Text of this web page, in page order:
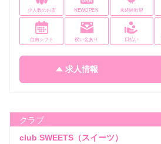
少人数のお店 NEWOPEN 未経験歓迎
自由シフト 祝い金あり 日払い
求人情報
クラブ
club SWEETS（スイーツ）